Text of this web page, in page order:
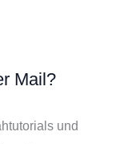
Mail?
und